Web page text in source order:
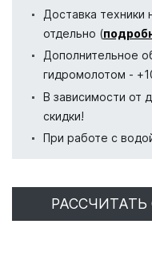
Доставка техники
отдельно (
Дополнительное
гидромолотом -
В зависимости от
скидки!
При работе с